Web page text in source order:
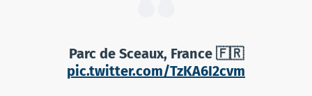
Parc de Sceaux, France 🇫🇷
pic.twitter.com/TzKA6I2cvm